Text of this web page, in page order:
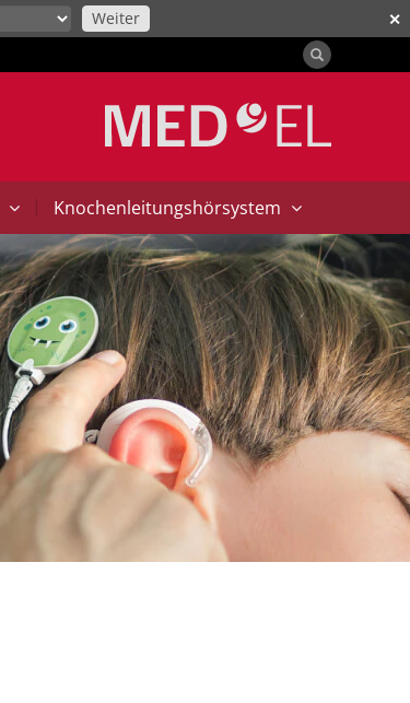
✕
Weiter
| Knochenleitungshörsystem